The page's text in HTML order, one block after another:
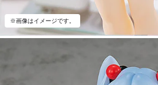
※画像はイメージです。